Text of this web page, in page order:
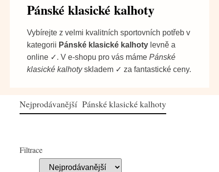
Pánské klasické kalhoty
Vybírejte z velmi kvalitních sportovních potřeb v
kategorii Pánské klasické kalhoty levně a
online ✓. V e-shopu pro vás máme Pánské
klasické kalhotyskladem ✓ za fantastické ceny.
Nejprodávanější Pánské klasické kalhoty
Filtrace